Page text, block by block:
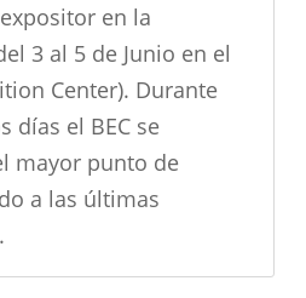
en la
3 al 5 de Junio en el
Center). Durante
días el BEC se
mayor punto de
a las últimas